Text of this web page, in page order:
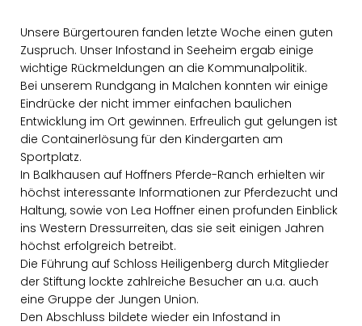
Unsere Bürgertouren fanden letzte Woche einen guten
Zuspruch. Unser Infostand in Seeheim ergab einige
wichtige Rückmeldungen an die Kommunalpolitik.
Bei unserem Rundgang in Malchen konnten wir einige
Eindrücke der nicht immer einfachen baulichen
Entwicklung im Ort gewinnen. Erfreulich gut gelungen ist
die Containerlösung für den Kindergarten am
Sportplatz.
In Balkhausen auf Hoffners Pferde-Ranch erhielten wir
höchst interessante Informationen zur Pferdezucht und
Haltung, sowie von Lea Hoffner einen profunden Einblick
ins Western Dressurreiten, das sie seit einigen Jahren
höchst erfolgreich betreibt.
Die Führung auf Schloss Heiligenberg durch Mitglieder
der Stiftung lockte zahlreiche Besucher an u.a. auch
eine Gruppe der Jungen Union.
Den Abschluss bildete wieder ein Infostand in